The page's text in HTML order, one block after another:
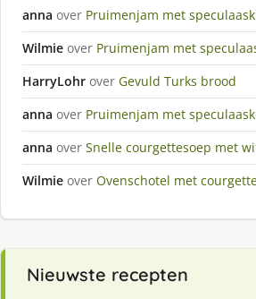
anna over Pruimenjam met
Wilmie over Pruimenjam met
HarryLohr over Gevuld Turks brood
anna over Pruimenjam met
anna over Snelle courgettesoep met
Wilmie over Ovenschotel met
Nieuwste recepten